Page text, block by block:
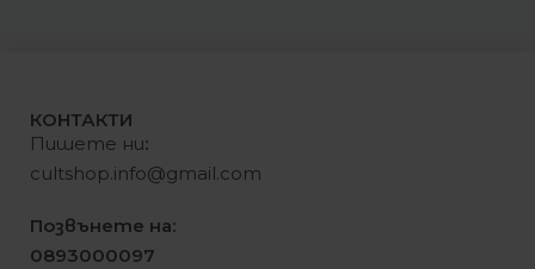
КОНТАКТИ
Пишете ни:
cultshop.info@gmail.com
Позвънете на:
0893000097